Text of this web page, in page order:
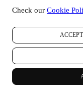
Check our Cookie
services et nos
mesure de vous
votre feedback,
interactions avec
posts sur les